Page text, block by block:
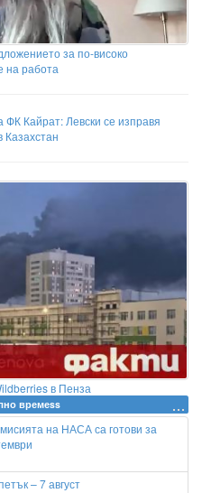
за по-високо
на работа
Кайрат: Левски се изправя
Казахстан
в Пенза
времеss
на НАСА са готови за
– 7 август